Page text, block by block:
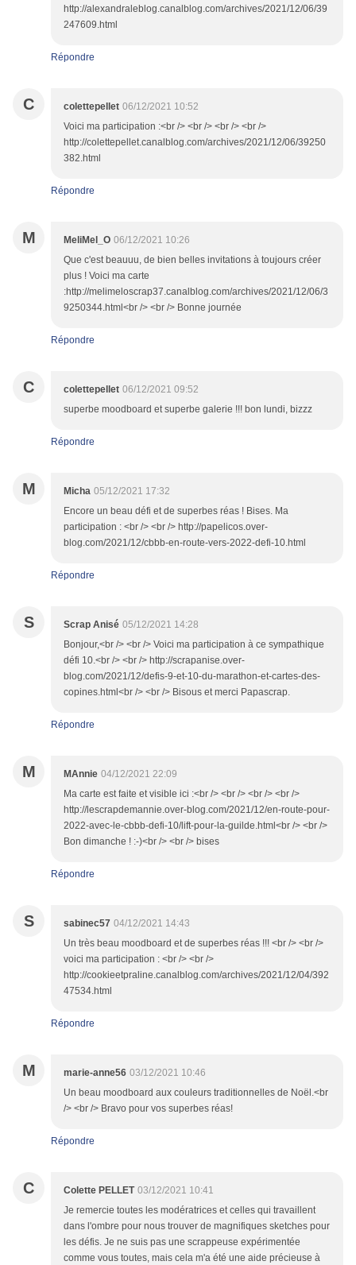
http://alexandraleblog.canalblog.com/archives/2021/12/06/39
247609.html
Répondre
C colettepellet 06/12/2021 10:52
Voici ma participation :<br /> <br /> <br /> <br />
http://colettepellet.canalblog.com/archives/2021/12/06/39250
382.html
Répondre
M MeliMel_O 06/12/2021 10:26
Que c'est beauuu, de bien belles invitations à toujours créer
plus ! Voici ma carte
:http://melimeloscrap37.canalblog.com/archives/2021/12/06/3
9250344.html<br /> <br /> Bonne journée
Répondre
C colettepellet 06/12/2021 09:52
superbe moodboard et superbe galerie !!! bon lundi, bizzz
Répondre
M Micha 05/12/2021 17:32
Encore un beau défi et de superbes réas ! Bises. Ma
participation : <br /> <br /> http://papelicos.over-
blog.com/2021/12/cbbb-en-route-vers-2022-defi-10.html
Répondre
S Scrap Anisé 05/12/2021 14:28
Bonjour,<br /> <br /> Voici ma participation à ce sympathique
défi 10.<br /> <br /> http://scrapanise.over-
blog.com/2021/12/defis-9-et-10-du-marathon-et-cartes-des-
copines.html<br /> <br /> Bisous et merci Papascrap.
Répondre
M MAnnie 04/12/2021 22:09
Ma carte est faite et visible ici :<br /> <br /> <br /> <br />
http://lescrapdemannie.over-blog.com/2021/12/en-route-pour-
2022-avec-le-cbbb-defi-10/lift-pour-la-guilde.html<br /> <br />
Bon dimanche ! :-)<br /> <br /> bises
Répondre
S sabinec57 04/12/2021 14:43
Un très beau moodboard et de superbes réas !!! <br /> <br />
voici ma participation : <br /> <br />
http://cookieetpraline.canalblog.com/archives/2021/12/04/392
47534.html
Répondre
M marie-anne56 03/12/2021 10:46
Un beau moodboard aux couleurs traditionnelles de Noël.<br
/> <br /> Bravo pour vos superbes réas!
Répondre
C Colette PELLET 03/12/2021 10:41
Je remercie toutes les modératrices et celles qui travaillent
dans l'ombre pour nous trouver de magnifiques sketches pour
les défis. Je ne suis pas une scrappeuse expérimentée
comme vous toutes, mais cela m'a été une aide précieuse à